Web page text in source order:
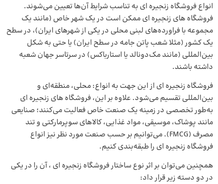
انواع فروشگاه زنجیره ای به تناسب شرایط آن‌ها تعیین می‌شوند.
فروشگاه های زنجیره ای ممکن است در یک شهر خاص (مانند یک
مجموعه با فراورده‌های لبنی محلی در یکی از شهرهای ایران)، در سطح
یک کشور (مثلا شعب پاتن‌ جامه در سطح ایران) یا حتی به شکل
بین‌المللی (مانند مک‌دونالد یا استارباکس) در سرتاسر جهان شعبه
داشته باشند.
فروشگاه زنجیره ای از این جهت به انواع: محلی، منطقه‌ای و
بین‌المللی تقسیم می‌شود. علاوه بر این، فروشگاه‌ های زنجیره‌ ای
به‌طور تخصصی در زمینه یک صنعت خاص فعالیت می‌کنند؛ صنایعی
مانند پوشاک، موسیقی، مواد غذایی، کالاهای سوپرمارکتی و تند
مصرف (FMCG).
می‌توانیم بر حسب صنعت مورد نظر نیز انواع
فروشگاه زنجیره ای را طبقه‌بندی کنیم.
همچنین می‌توان بر اثر نوع ساختار فروشگاه زنجیره ای ، آن را در یکی
در دو دسته زیر قرار داد: